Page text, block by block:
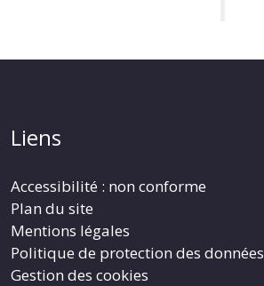
Liens
Accessibilité : non conforme
Plan du site
Mentions légales
Politique de protection des données
Gestion des cookies